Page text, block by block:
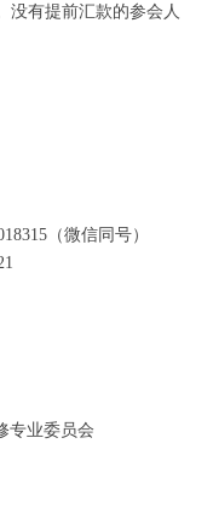
中石化金陵石化设备
没有提前汇款的参会人
（微信同号）
专业委员会